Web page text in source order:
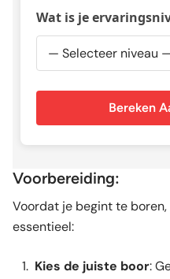
Wat is je
Bereken
Voorbereiding:
Voordat je begint te
essentieel:
Kies de juiste boor: